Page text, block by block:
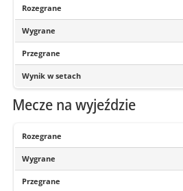
Rozegrane
Wygrane
Przegrane
Wynik w setach
Mecze na wyjeździe
Rozegrane
Wygrane
Przegrane